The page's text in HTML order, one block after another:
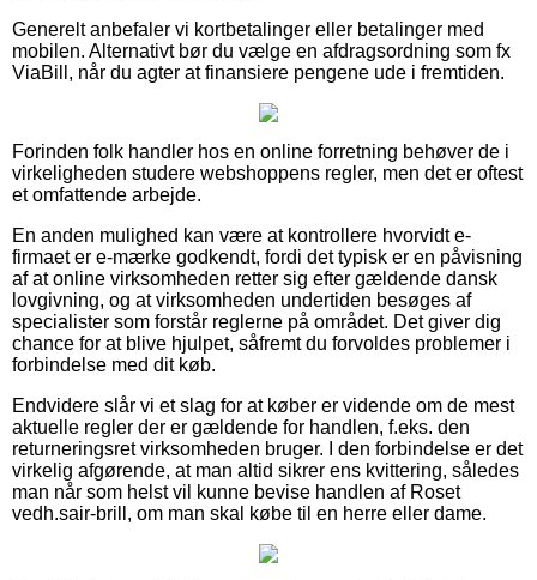
Generelt anbefaler vi kortbetalinger eller betalinger med
mobilen. Alternativt bør du vælge en afdragsordning som fx
ViaBill, når du agter at finansiere pengene ude i fremtiden.
Forinden folk handler hos en online forretning behøver de i
virkeligheden studere webshoppens regler, men det er oftest
et omfattende arbejde.
En anden mulighed kan være at kontrollere hvorvidt e-
firmaet er e-mærke godkendt, fordi det typisk er en påvisning
af at online virksomheden retter sig efter gældende dansk
lovgivning, og at virksomheden undertiden besøges af
specialister som forstår reglerne på området. Det giver dig
chance for at blive hjulpet, såfremt du forvoldes problemer i
forbindelse med dit køb.
Endvidere slår vi et slag for at køber er vidende om de mest
aktuelle regler der er gældende for handlen, f.eks. den
returneringsret virksomheden bruger. I den forbindelse er det
virkelig afgørende, at man altid sikrer ens kvittering, således
man når som helst vil kunne bevise handlen af Roset
vedh.sair-brill, om man skal købe til en herre eller dame.